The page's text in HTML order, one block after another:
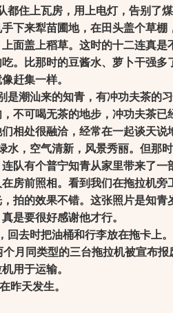
住上瓦房，用上电灯，告别了
下来犁苗圃地，在田头盖个草棚
面盖上稻草。这时的十二连真是
。比那时的豆酱水、萝卜干强多
赶集一样。
潮汕来的知青，有冲功夫茶的
不可喝无茶的地步，冲功夫茶已
相处很融洽，经常在一起谈天说
，空气清新，风景秀丽。但那
队有个普宁知青从家里带来了一
房前照相。看到我们在拖拉机旁
拍的效果不错。这张照片是知青
是要很好感谢他才行。
去时把油桶和行李放在拖卡上
月同类型的三台拖拉机被宣布报
用于运输。
天发生。